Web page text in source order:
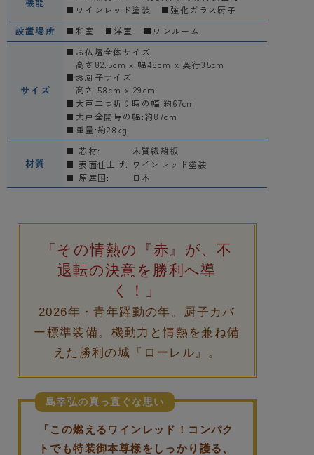
ワインレッド塗装
強化ガラス厨子
設置場所 和室 洋室 ワンルーム
サイズ
お仏壇全体サイズ
高さ82.5cm x 幅48cm x 奥行35cm
お厨子サイズ
高さ 58cm x 29cm
大戸二つ折り時の幅:約67cm
大戸全開時の幅:約87cm
重量:約28kg
材質
芯材:
木質繊維板
表面仕上げ: ワインレッド塗装
原産国:
日本
「その情熱の『赤』が、不
退転の決意を勝利へ導
く！」
2026年・青年躍動の年。厨子カバ
ー標準装備。機動力と情熱を兼ね備
えた勝利の城『ローレル』。
島幸弘の真っ直ぐな思い
「この燃えるワインレッド！コンパク
トでも特装御本尊様をしっかり護る、